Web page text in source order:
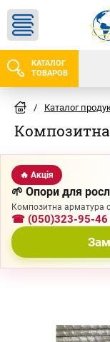
КАТАЛОГ
ТОВАРОВ
/ Каталог
🔥 Акція
🌱 Опори для
Композитна арматура
☎ (050)323-95-46